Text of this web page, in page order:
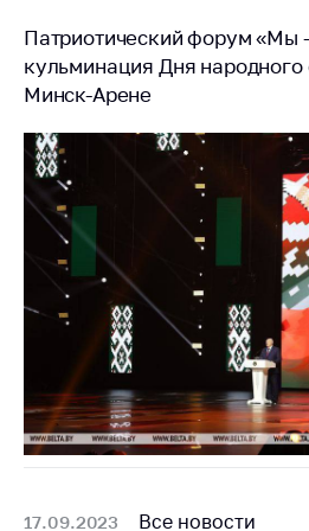
Важное на сайте
Сообщить о росте
цен
Ценообразование
на лекарственные
средства, изделия
медицинского
назначения и
медицинскую
технику
Решение Комиссии
по установлению
факта нарушения
(отсутствия)
нарушения
антимонопольного
Предостережения и
Патриотический форум «Мы
кульминация Дня
Минск-Арене
17.09.2023 Все новости